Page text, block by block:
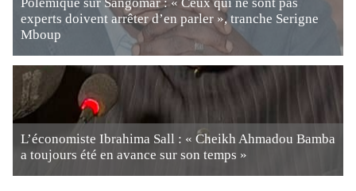
experts doivent arrêter d’en parler », tranche Serigne
Mboup
L’économiste Ibrahima Sall : « Cheikh Ahmadou Bamba
a toujours été en avance sur son temps »